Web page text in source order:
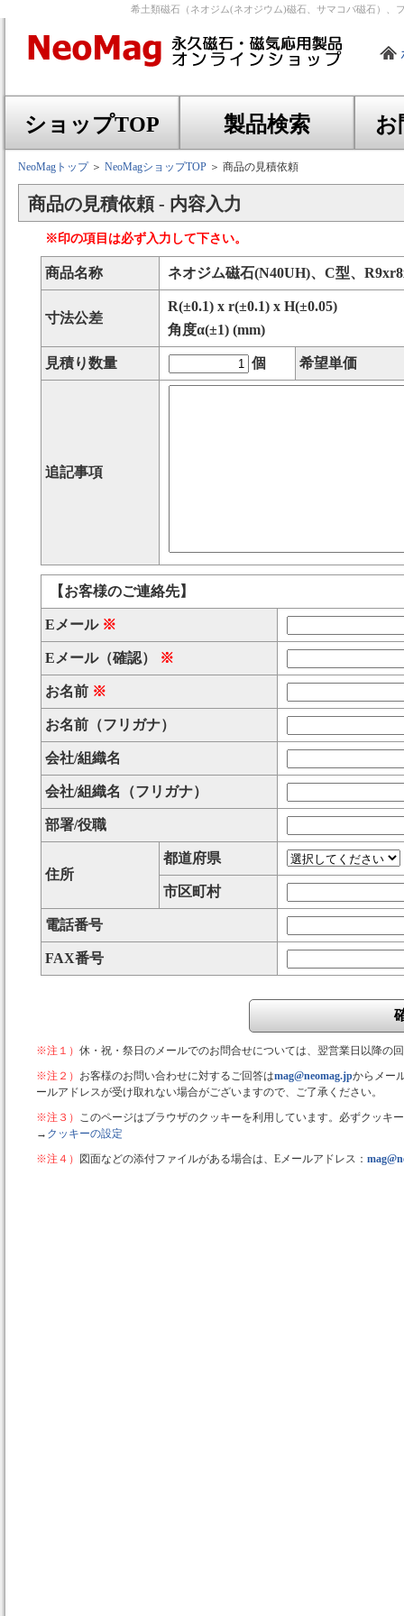
希土類磁石（ネオジム(ネオジウム)磁石、サマコバ磁石）、
ショップTOP 製品検索 お
NeoMagトップ＞ NeoMagショップTOP ＞ 商品の見積依頼
商品の見積依頼 - 内容入力
※印の項目は必ず入力して下さい。
商品名称 ネオジム磁石(N40UH)、C型、
寸法公差
R(±0.1) x r(±0.1) x H(±0.05)
角度α(±1) (mm)
見積り数量 個 希望単価
追記事項
【お客様のご連絡先】
Eメール ※
Eメール（確認） ※
お名前 ※
お名前（フリガナ）
会社/組織名
会社/組織名（フリガナ）
部署/役職
住所
都道府県
市区町村
電話番号
FAX番号
※注１） 休・祝・祭日のメールでのお問合せについては、翌営業日以降の
※注２） お客様のお問い合わせに対するご回答はmag@neomag.jpからメー
ールアドレスが受け取れない場合がございますので、ご了承ください。
※注３） このページはブラウザのクッキーを利用しています。必ずクッキ
→ クッキーの設定
※注４）
図面などの添付ファイルがある場合は、Eメールアドレス：